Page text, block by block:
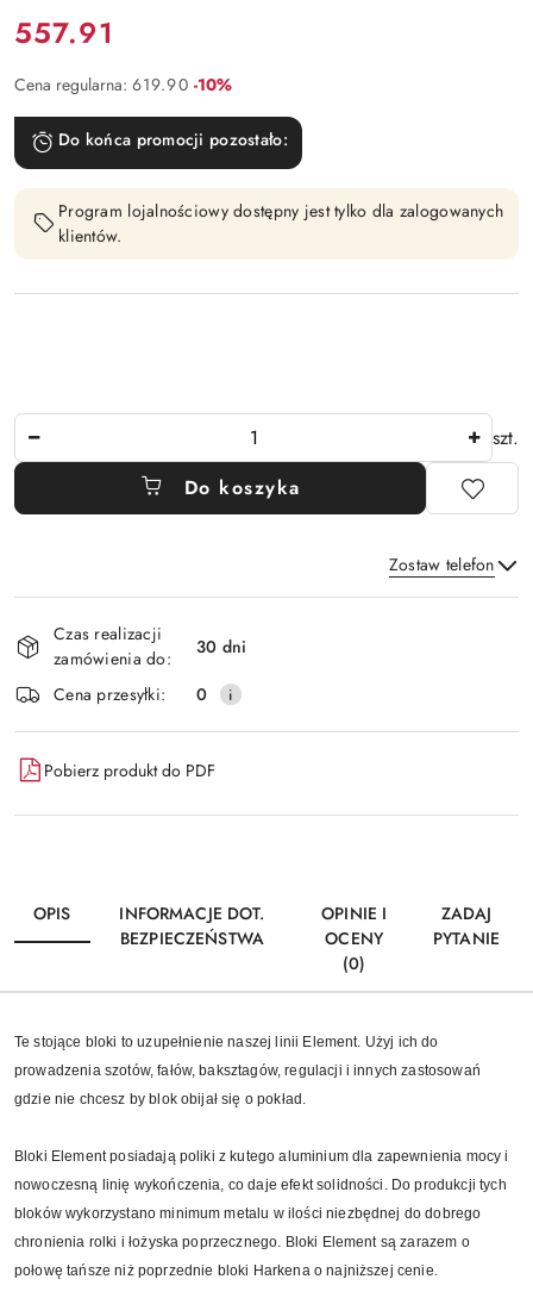
Cena:
557.91
Cena regularna: 619.90 Rabat:
-10%
Do końca promocji pozostało:
Program lojalnościowy dostępny jest tylko dla zalogowanych
klientów.
szt.
Do koszyka
Zostaw telefon
i
dostawa
Czas realizacji
zamówienia do:
30 dni
Cena przesyłki:
0
Pobierz produkt do PDF
OPIS
INFORMACJE DOT.
BEZPIECZEŃSTWA
OPINIE I
OCENY
(0)
ZADAJ
PYTANIE
Te stojące bloki to uzupełnienie naszej linii Element. Użyj ich do
prowadzenia szotów, fałów, baksztagów, regulacji i innych zastosowań
gdzie nie chcesz by blok obijał się o pokład.
Bloki Element posiadają poliki z kutego aluminium dla zapewnienia mocy i
nowoczesną linię wykończenia, co daje efekt solidności. Do produkcji tych
bloków wykorzystano minimum metalu w ilości niezbędnej do dobrego
chronienia rolki i łożyska poprzecznego. Bloki Element są zarazem o
połowę tańsze niż poprzednie bloki Harkena o najniższej cenie.